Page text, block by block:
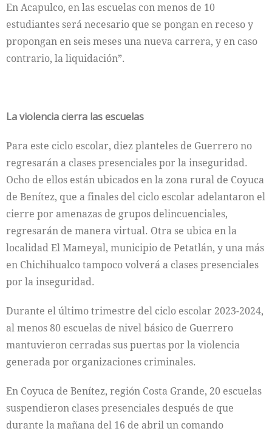
En Acapulco, en las escuelas con menos de 10
estudiantes será necesario que se pongan en receso y
propongan en seis meses una nueva carrera, y en caso
contrario, la liquidación”.
La violencia cierra las escuelas
Para este ciclo escolar, diez planteles de Guerrero no
regresarán a clases presenciales por la inseguridad.
Ocho de ellos están ubicados en la zona rural de Coyuca
de Benítez, que a finales del ciclo escolar adelantaron el
cierre por amenazas de grupos delincuenciales,
regresarán de manera virtual. Otra se ubica en la
localidad El Mameyal, municipio de Petatlán, y una más
en Chichihualco tampoco volverá a clases presenciales
por la inseguridad.
Durante el último trimestre del ciclo escolar 2023-2024,
al menos 80 escuelas de nivel básico de Guerrero
mantuvieron cerradas sus puertas por la violencia
generada por organizaciones criminales.
En Coyuca de Benítez, región Costa Grande, 20 escuelas
suspendieron clases presenciales después de que
durante la mañana del 16 de abril un comando